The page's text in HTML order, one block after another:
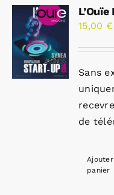
15,00 €
Sans
de
panier